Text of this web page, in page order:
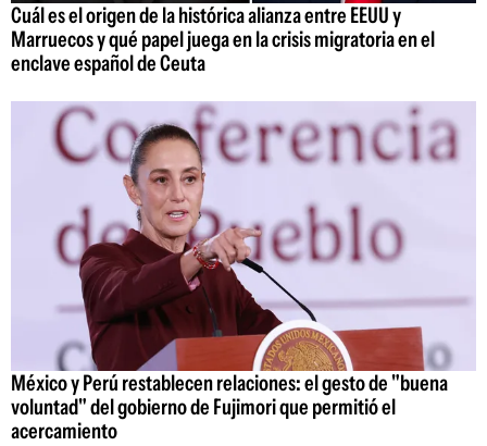
Cuál es el origen de la histórica alianza entre EEUU y
Marruecos y qué papel juega en la crisis migratoria en el
enclave español de Ceuta
México y Perú restablecen relaciones: el gesto de "buena
voluntad" del gobierno de Fujimori que permitió el
acercamiento